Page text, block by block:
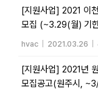
[지원사업] 2021 이
모집 (~3.29(월) 기
hvac 2021.03.26
[지원사업] 2021년
모집공고(원주시,